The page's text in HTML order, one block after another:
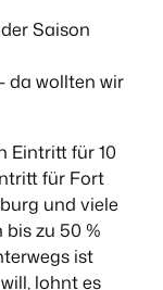
Saison
da wollten wir
Eintritt für 10
für Fort
und viele
zu 50 %
ist
lohnt es